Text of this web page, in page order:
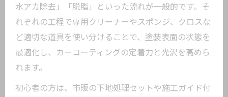
水アカ除去」「脱脂」といった流れが一般的です。そ
れぞれの工程で専用クリーナーやスポンジ、クロスな
ど適切な道具を使い分けることで、塗装表面の状態を
最適化し、カーコーティングの定着力と光沢を高めら
れます。
初心者の方は、市販の下地処理セットや施工ガイド付